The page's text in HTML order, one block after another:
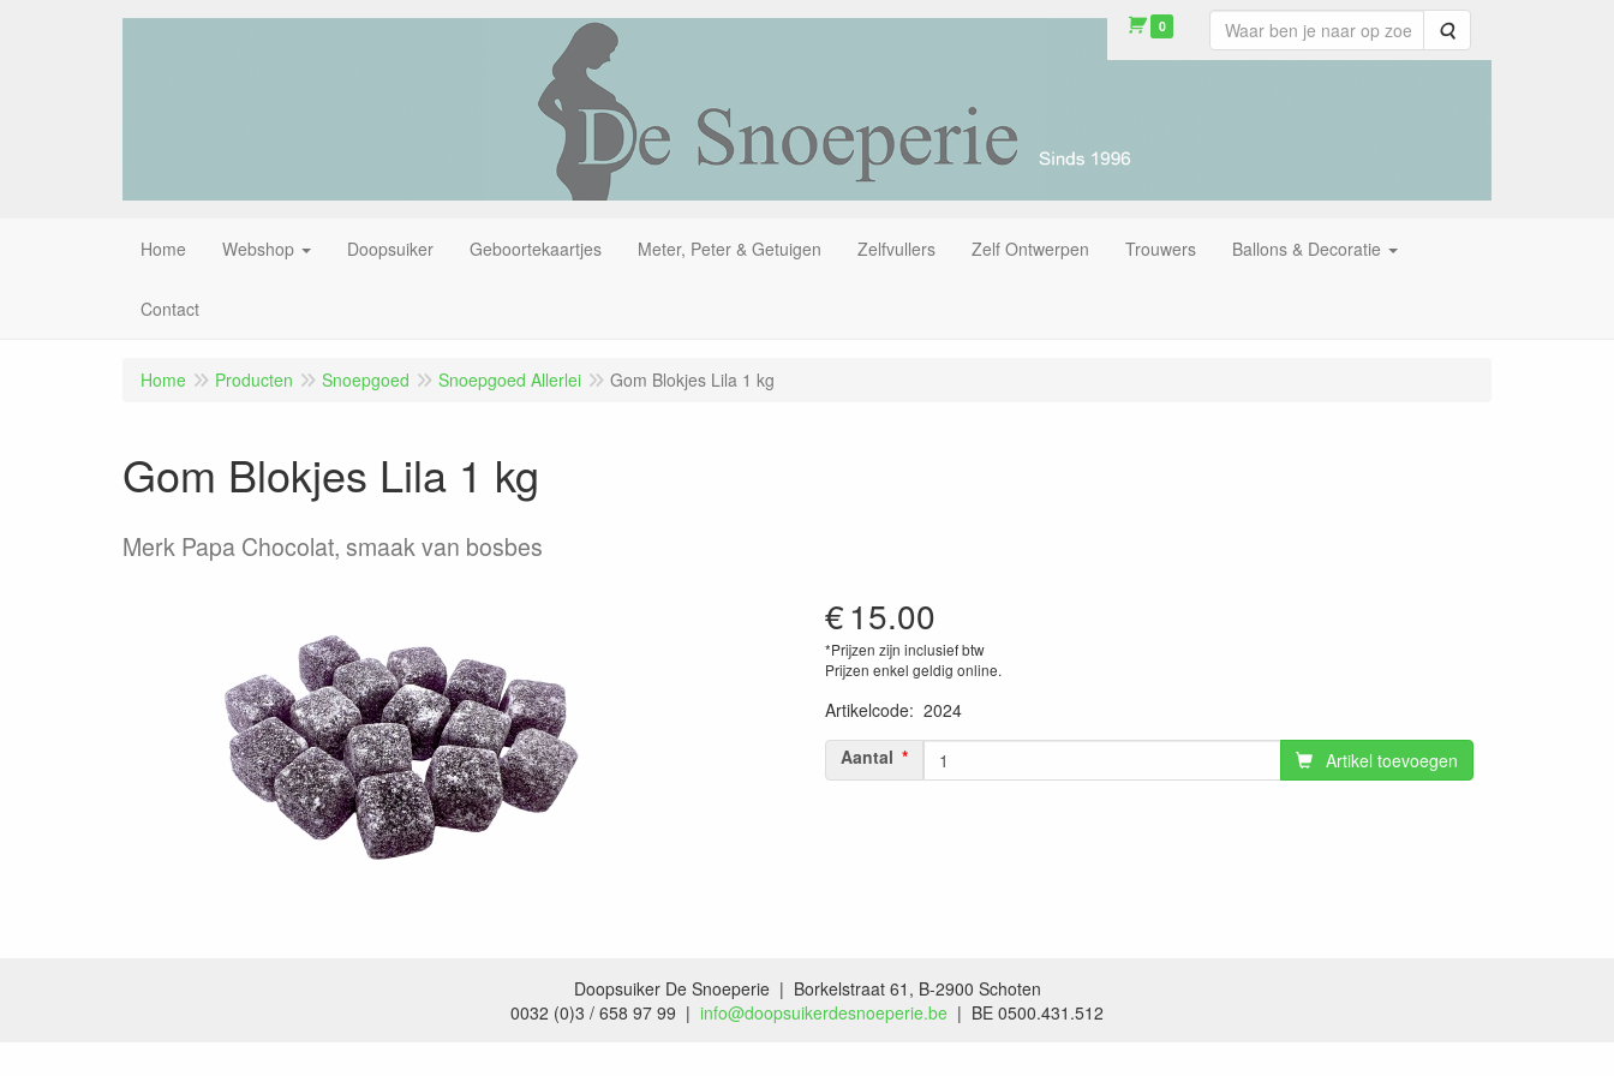
0 Zoeken
Home Webshop Doopsuiker Geboortekaartjes Meter, Peter & Getuigen Zelfvullers Zelf Ontwerpen Trouwers Ballons & Decoratie
Contact
Home Producten Snoepgoed Snoepgoed Allerlei Gom Blokjes Lila 1 kg
Gom Blokjes Lila 1 kg
Merk Papa Chocolat, smaak van bosbes
€15.00
*Prijzen zijn inclusief btw
Prijzen enkel geldig online.
Artikelcode: 2024
Aantal
Artikel toevoegen
Doopsuiker De Snoeperie | Borkelstraat 61, B-2900 Schoten
0032 (0)3 / 658 97 99 | info@doopsuikerdesnoeperie.be | BE 0500.431.512